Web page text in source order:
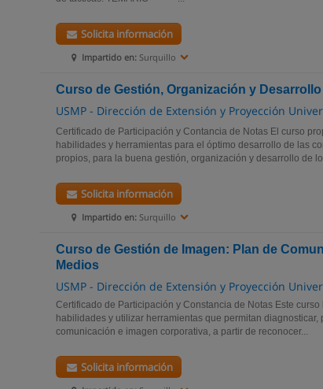
Impartido en: Surquillo
Solicita información
Curso de Gestión, Organización y
USMP - Dirección de Extensión y Proyección
Certificado de Participación y Contancia de Notas El curso
habilidades y herramientas para el óptimo desarrollo de las
propios, para la buena gestión, organización y desarrollo de
Impartido en: Surquillo
Solicita información
Curso de Gestión de Imagen: Plan de
Medios
USMP - Dirección de Extensión y Proyección
Certificado de Participación y Constancia de Notas Este
habilidades y utilizar herramientas que permitan
comunicación e imagen corporativa, a partir de reconocer...
Solicita información